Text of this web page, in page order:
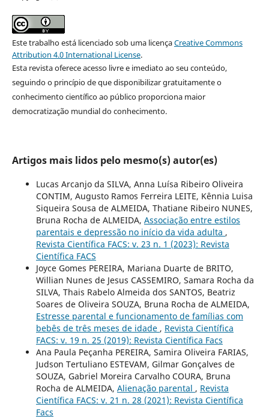
Este trabalho está licenciado sob uma licençaCreative Commons
Attribution 4.0 International License.
Esta revista oferece acesso livre e imediato ao seu conteúdo,
seguindo o princípio de que disponibilizar gratuitamente o
conhecimento científico ao público proporciona maior
democratização mundial do conhecimento.
Artigos mais lidos pelo mesmo(s) autor(es)
Lucas Arcanjo da SILVA, Anna Luísa Ribeiro Oliveira
CONTIM, Augusto Ramos Ferreira LEITE, Kênnia Luisa
Siqueira Sousa de ALMEIDA, Thatiane Ribeiro NUNES,
Bruna Rocha de ALMEIDA, Associação entre estilos
parentais e depressão no início da vida adulta ,
Revista Científica FACS: v. 23 n. 1 (2023): Revista
Científica FACS
Joyce Gomes PEREIRA, Mariana Duarte de BRITO,
Willian Nunes de Jesus CASSEMIRO, Samara Rocha da
SILVA, Thais Rabelo Almeida dos SANTOS, Beatriz
Soares de Oliveira SOUZA, Bruna Rocha de ALMEIDA,
Estresse parental e funcionamento de famílias com
bebês de três meses de idade , Revista Científica
FACS: v. 19 n. 25 (2019): Revista Científica Facs
Ana Paula Peçanha PEREIRA, Samira Oliveira FARIAS,
Judson Tertuliano ESTEVAM, Gilmar Gonçalves de
SOUZA, Gabriel Moreira Carvalho COURA, Bruna
Rocha de ALMEIDA, Alienação parental , Revista
Científica FACS: v. 21 n. 28 (2021): Revista Científica
Facs